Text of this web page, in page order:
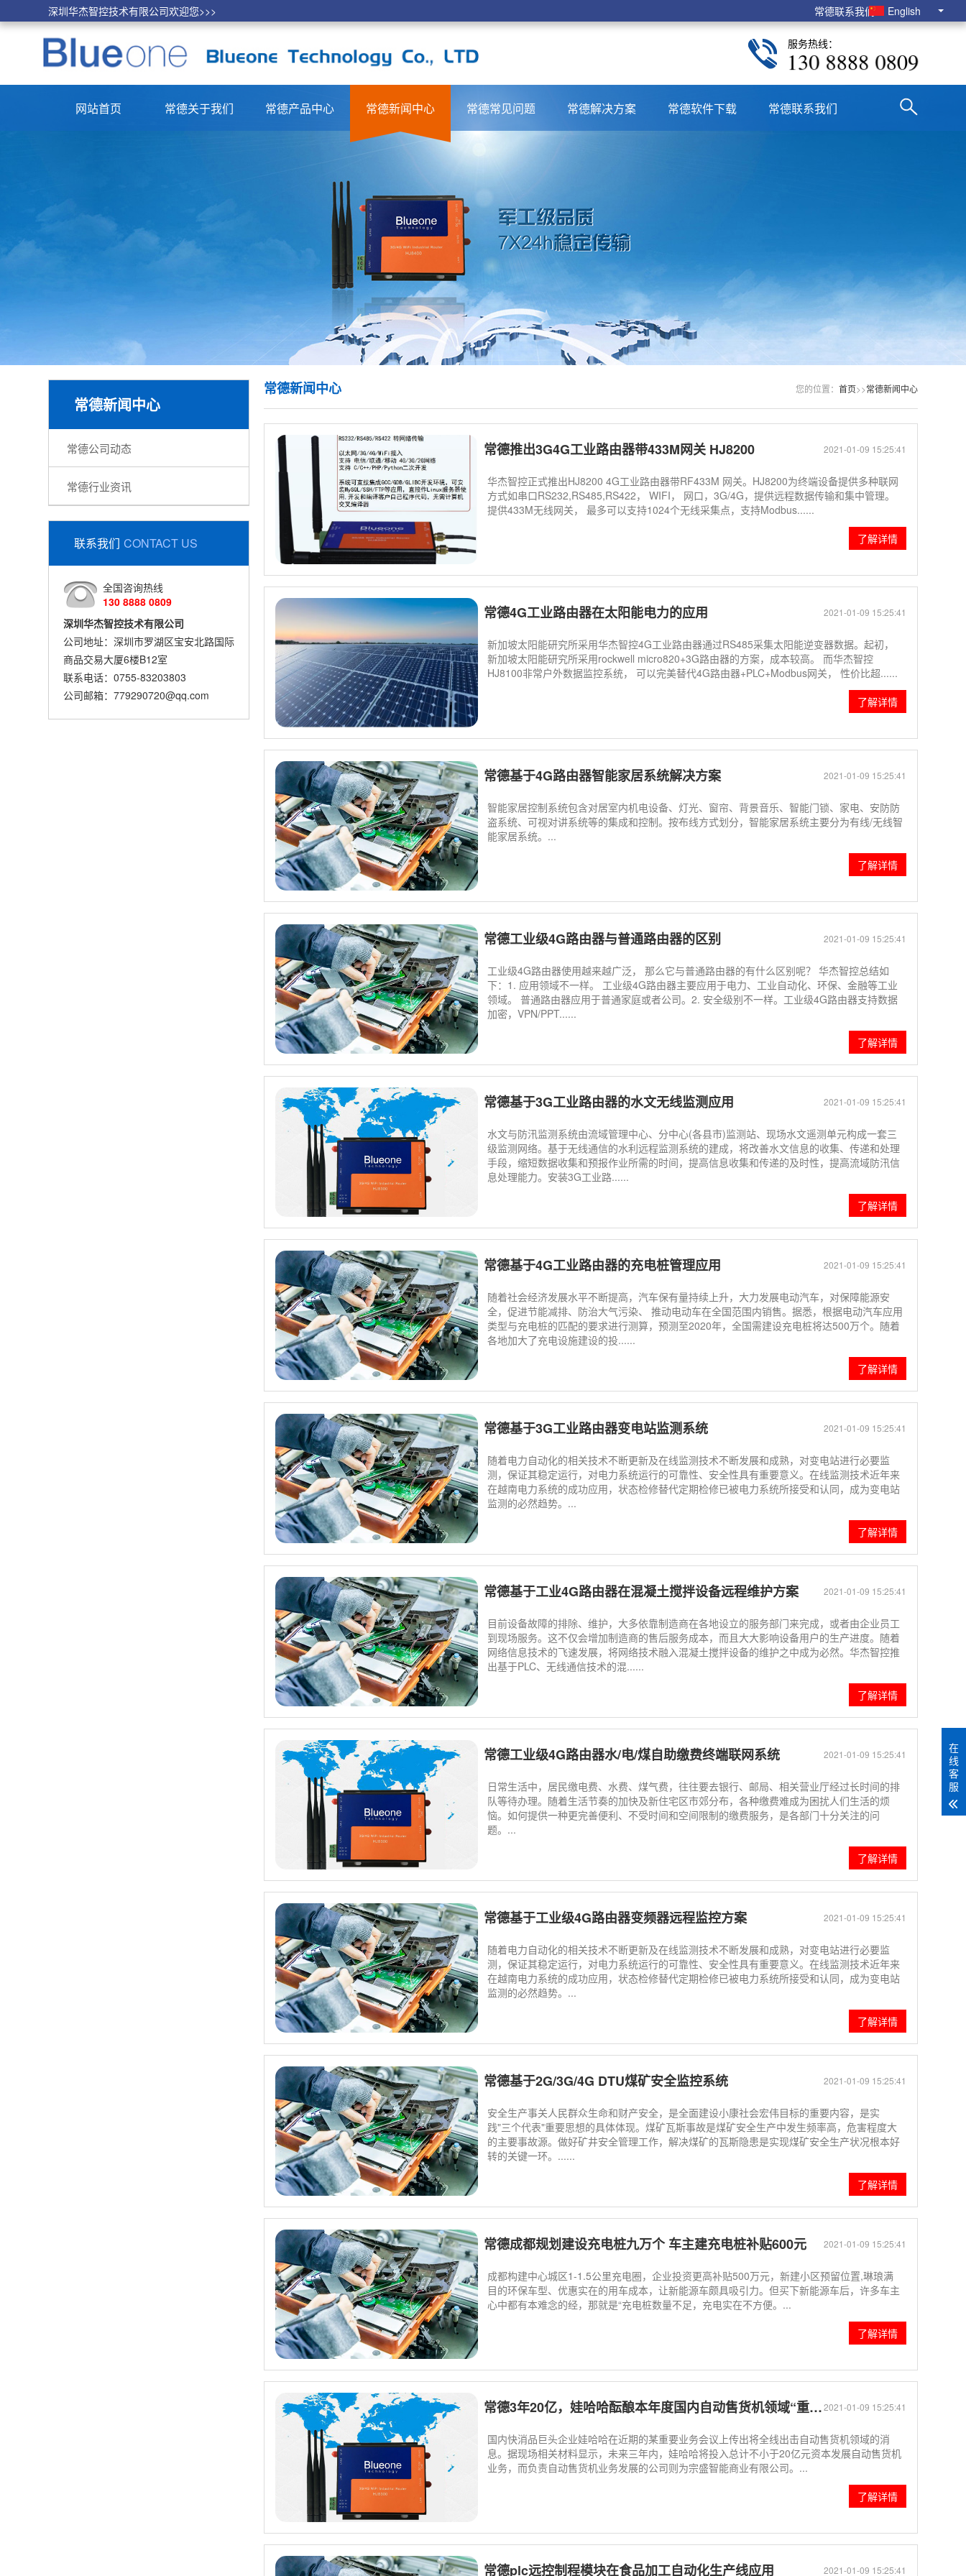
常德联系我们 English
深圳华杰智控技术有限公司欢迎您>>>
服务热线：
130 8888 0809
网站首页 常德关于我们 常德产品中心 常德新闻中心 常德常见问题 常德解决方案 常德软件下载 常德联系我们
常德新闻中心
常德公司动态
常德行业资讯
联系我们 CONTACT US
全国咨询热线
130 8888 0809
深圳华杰智控技术有限公司
公司地址：深圳市罗湖区宝安北路国际
商品交易大厦6楼B12室
联系电话：0755-83203803
公司邮箱：779290720@qq.com
您的位置： 首页>>常德新闻中心
常德新闻中心
2021-01-09 15:25:41
常德推出3G4G工业路由器带433M网关 HJ8200
华杰智控正式推出HJ8200 4G工业路由器带RF433M 网关。HJ8200为终端设备提供多种联网
方式如串口RS232,RS485,RS422， WIFI， 网口，3G/4G，提供远程数据传输和集中管理。
提供433M无线网关， 最多可以支持1024个无线采集点，支持Modbus......
了解详情
2021-01-09 15:25:41
常德4G工业路由器在太阳能电力的应用
新加坡太阳能研究所采用华杰智控4G工业路由器通过RS485采集太阳能逆变器数据。起初，
新加坡太阳能研究所采用rockwell micro820+3G路由器的方案，成本较高。 而华杰智控
HJ8100非常户外数据监控系统， 可以完美替代4G路由器+PLC+Modbus网关， 性价比超......
了解详情
2021-01-09 15:25:41
常德基于4G路由器智能家居系统解决方案
智能家居控制系统包含对居室内机电设备、灯光、窗帘、背景音乐、智能门锁、家电、安防防
盗系统、可视对讲系统等的集成和控制。按布线方式划分，智能家居系统主要分为有线/无线智
能家居系统。...
了解详情
2021-01-09 15:25:41
常德工业级4G路由器与普通路由器的区别
工业级4G路由器使用越来越广泛， 那么它与普通路由器的有什么区别呢？ 华杰智控总结如
下：1. 应用领域不一样。 工业级4G路由器主要应用于电力、工业自动化、环保、金融等工业
领域。 普通路由器应用于普通家庭或者公司。2. 安全级别不一样。工业级4G路由器支持数据
加密，VPN/PPT......
了解详情
2021-01-09 15:25:41
常德基于3G工业路由器的水文无线监测应用
水文与防汛监测系统由流域管理中心、分中心(各县市)监测站、现场水文遥测单元构成一套三
级监测网络。基于无线通信的水利远程监测系统的建成，将改善水文信息的收集、传递和处理
手段，缩短数据收集和预报作业所需的时间，提高信息收集和传递的及时性，提高流域防汛信
息处理能力。安装3G工业路......
了解详情
2021-01-09 15:25:41
常德基于4G工业路由器的充电桩管理应用
随着社会经济发展水平不断提高，汽车保有量持续上升，大力发展电动汽车，对保障能源安
全，促进节能减排、防治大气污染、 推动电动车在全国范围内销售。据悉，根据电动汽车应用
类型与充电桩的匹配的要求进行测算，预测至2020年，全国需建设充电桩将达500万个。随着
各地加大了充电设施建设的投......
了解详情
2021-01-09 15:25:41
常德基于3G工业路由器变电站监测系统
随着电力自动化的相关技术不断更新及在线监测技术不断发展和成熟，对变电站进行必要监
测，保证其稳定运行，对电力系统运行的可靠性、安全性具有重要意义。在线监测技术近年来
在越南电力系统的成功应用，状态检修替代定期检修已被电力系统所接受和认同，成为变电站
监测的必然趋势。...
了解详情
2021-01-09 15:25:41
常德基于工业4G路由器在混凝土搅拌设备远程维护方案
目前设备故障的排除、维护，大多依靠制造商在各地设立的服务部门来完成，或者由企业员工
到现场服务。这不仅会增加制造商的售后服务成本，而且大大影响设备用户的生产进度。随着
网络信息技术的飞速发展，将网络技术融入混凝土搅拌设备的维护之中成为必然。华杰智控推
出基于PLC、无线通信技术的混......
了解详情
2021-01-09 15:25:41
常德工业级4G路由器水/电/煤自助缴费终端联网系统
日常生活中，居民缴电费、水费、煤气费，往往要去银行、邮局、相关营业厅经过长时间的排
队等待办理。随着生活节奏的加快及新住宅区市郊分布，各种缴费难成为困扰人们生活的烦
恼。如何提供一种更完善便利、不受时间和空间限制的缴费服务，是各部门十分关注的问
题。...
了解详情
2021-01-09 15:25:41
常德基于工业级4G路由器变频器远程监控方案
随着电力自动化的相关技术不断更新及在线监测技术不断发展和成熟，对变电站进行必要监
测，保证其稳定运行，对电力系统运行的可靠性、安全性具有重要意义。在线监测技术近年来
在越南电力系统的成功应用，状态检修替代定期检修已被电力系统所接受和认同，成为变电站
监测的必然趋势。...
了解详情
2021-01-09 15:25:41
常德基于2G/3G/4G DTU煤矿安全监控系统
安全生产事关人民群众生命和财产安全，是全面建设小康社会宏伟目标的重要内容，是实
践"三个代表"重要思想的具体体现。煤矿瓦斯事故是煤矿安全生产中发生频率高，危害程度大
的主要事故源。做好矿井安全管理工作，解决煤矿的瓦斯隐患是实现煤矿安全生产状况根本好
转的关键一环。......
了解详情
2021-01-09 15:25:41
常德成都规划建设充电桩九万个 车主建充电桩补贴600元
成都构建中心城区1-1.5公里充电圈，企业投资更高补贴500万元，新建小区预留位置,琳琅满
目的环保车型、优惠实在的用车成本，让新能源车颇具吸引力。但买下新能源车后，许多车主
心中都有本难念的经，那就是“充电桩数量不足，充电实在不方便。...
了解详情
2021-01-09 15:25:41
常德3年20亿，娃哈哈酝酿本年度国内自动售货机领域“重量级”
国内快消品巨头企业娃哈哈在近期的某重要业务会议上传出将全线出击自动售货机领域的消
息。据现场相关材料显示，未来三年内，娃哈哈将投入总计不小于20亿元资本发展自动售货机
业务，而负责自动售货机业务发展的公司则为宗盛智能商业有限公司。...
了解详情
2021-01-09 15:25:41
常德plc远控制程模块在食品加工自动化生产线应用
在
线
客
服